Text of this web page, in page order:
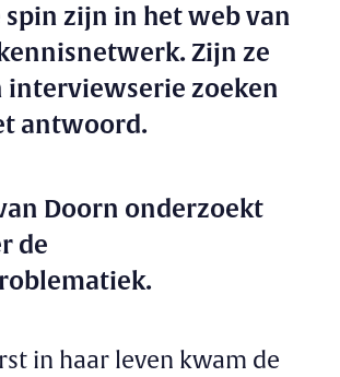
spin zijn in het web van
Zijn ze
interviewserie zoeken
antwoord.
Doorn onderzoekt
de
in haar leven kwam de